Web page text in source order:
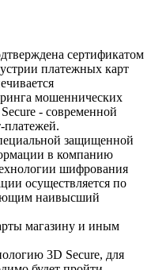
сертификатом
платежных карт
мошеннических
- современной
платежей.
защищенной
в компанию
шифрования
осуществляется по
наивысший
магазину и иным
3D Secure, для